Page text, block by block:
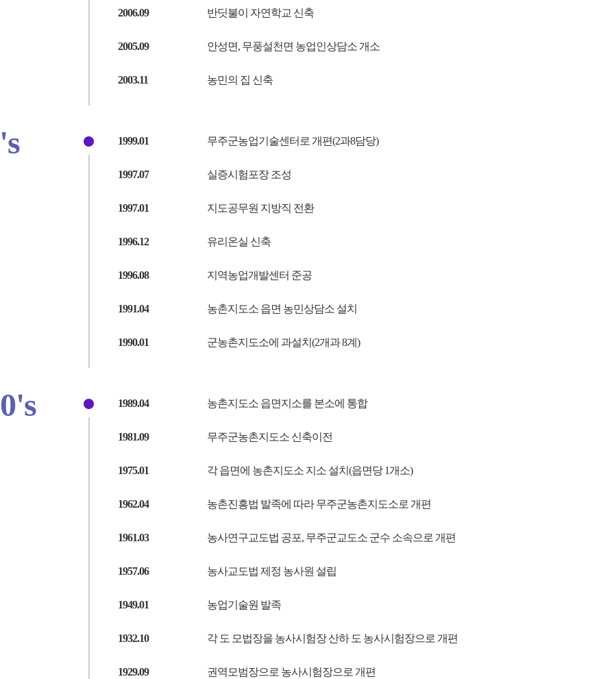
2006.09 반딧불이 자연학교 신축
2005.09 안성면, 무풍설천면 농업인상담소 개소
2003.11 농민의 집 신축
1999.01 무주군농업기술센터로 개편(2과8담당)
1997.07 실증시험포장 조성
1997.01 지도공무원 지방직 전환
1996.12 유리온실 신축
1996.08 지역농업개발센터 준공
1991.04 농촌지도소 읍면 농민상담소 설치
1990.01 군농촌지도소에 과설치(2개과 8계)
1989.04 농촌지도소 읍면지소를 본소에 통합
1981.09 무주군농촌지도소 신축이전
1975.01 각 읍면에 농촌지도소 지소 설치(읍면당 1개소)
1962.04 농촌진흥법 발족에 따라 무주군농촌지도소로 개편
1961.03 농사연구교도법 공포, 무주군교도소 군수 소속으로 개편
1957.06 농사교도법 제정 농사원 설립
1949.01 농업기술원 발족
1932.10 각 도 모법장을 농사시험장 산하 도 농사시험장으로 개편
1929.09 권역모범장으로 농사시험장으로 개편